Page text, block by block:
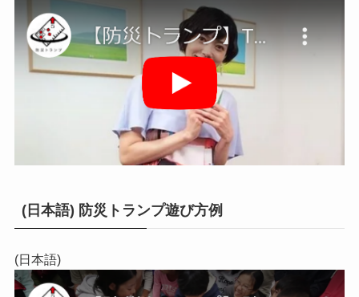
(日本語) 防災トランプ遊び方例
(日本語)